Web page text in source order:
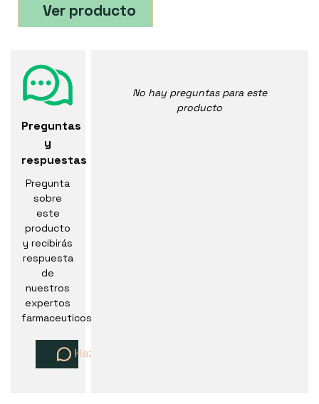
Ver producto
Preguntas
y
respuestas
Pregunta
sobre
este
producto
y recibirás
respuesta
de
nuestros
expertos
farmaceuticos
Haz una pregunta
No hay preguntas para este
producto